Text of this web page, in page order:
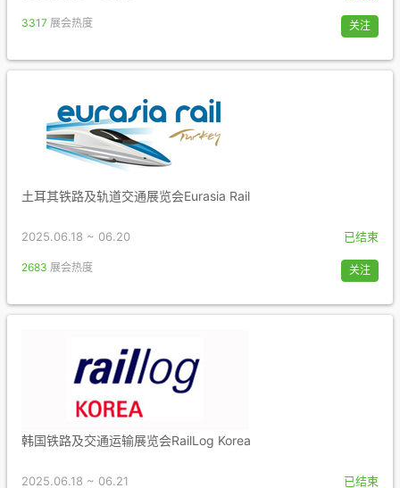
3317 展会热度 关注
土耳其铁路及轨道交通展览会Eurasia Rail
2025.06.18 ~ 06.20 已结束
2683 展会热度 关注
韩国铁路及交通运输展览会RailLog Korea
2025.06.18 ~ 06.21 已结束